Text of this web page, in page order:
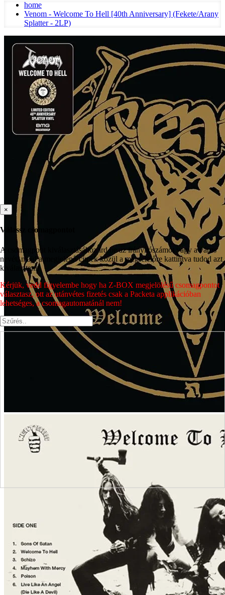
home
Venom - Welcome To Hell [40th Anniversary] (Fekete/Arany
Splatter - 2LP)
×
Válassz csomagpontot
A csomagpont kiválasztásához írd be az irányítószámot vagy a város
nevét, majd a megjelenő címek közül a megfelelőre kattintva tudod azt
kiválasztani.
Kérjük, vedd figyelembe hogy ha Z-BOX megjelölésű csomagpontot
választasz, ott az utánvétes fizetés csak a Packeta applikációban
lehetséges, a csomagautomatánál nem!